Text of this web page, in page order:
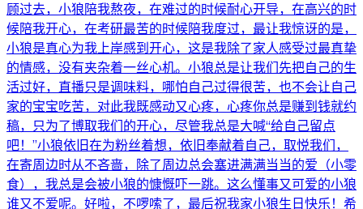
顾过去，小狼陪我熬夜，在难过的时候耐心开导，在高兴的时
候陪我开心，在考研最苦的时候陪我度过，最让我惊讶的是，
小狼是真心为我上岸感到开心，这是我除了家人感受过最真挚
的情感，没有夹杂着一丝心机。小狼总是让我们先把自己的生
活过好，直播只是调味料，哪怕自己过得很苦，也不会让自己
家的宝宝吃苦，对此我既感动又心疼，心疼你总是赚到钱就约
稿，只为了博取我们的开心，尽管我总是大喊“给自己留点
吧！”小狼依旧在为粉丝着想，依旧奉献着自己，取悦我们，
在寄周边时从不吝啬，除了周边总会塞进满满当当的爱（小零
食），我总是会被小狼的慷慨吓一跳。这么懂事又可爱的小狼
谁又不爱呢。好啦，不啰嗦了，最后祝我家小狼生日快乐！希